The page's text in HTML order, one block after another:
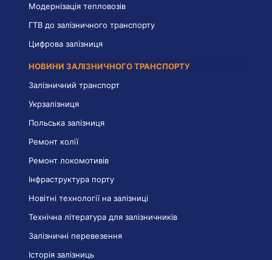
Модернізація тепловозів
ГТВ до залізничного транспорту
Цифрова залізниця
НОВИНИ ЗАЛІЗНИЧНОГО ТРАНСПОРТУ
Залізничний транспорт
Укрзалізниця
Польська залізниця
Ремонт колії
Ремонт локомотивів
Інфраструктура порту
Новітні технології на залізниці
Технічна література для залізничників
Залізничні перевезення
Історія залізниць